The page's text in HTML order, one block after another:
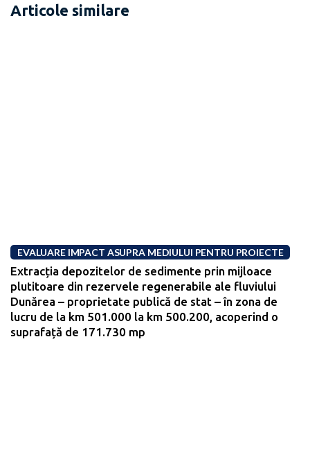
Articole similare
EVALUARE IMPACT ASUPRA MEDIULUI PENTRU PROIECTE
Extracția depozitelor de sedimente prin mijloace
plutitoare din rezervele regenerabile ale fluviului
Dunărea – proprietate publică de stat – în zona de
lucru de la km 501.000 la km 500.200, acoperind o
suprafață de 171.730 mp